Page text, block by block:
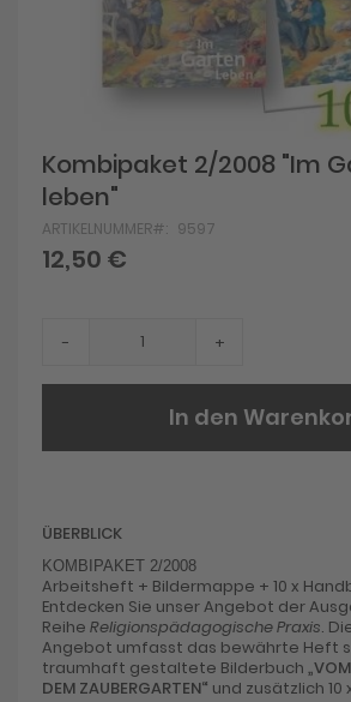
Skip
to
the
beginning
of
the
Kombipaket 2/2008 "Im
leben"
ARTIKELNUMMER 9597
12,50 €
- +
In den
ÜBERBLICK
KOMBIPAKET 2/2008
Arbeitsheft + Bildermappe + 10 x
Entdecken Sie unser Angebot der
Reihe Religionspädagogische Praxis.
Angebot umfasst das bewährte Heft
traumhaft gestaltete Bilderbuch
DEM ZAUBERGARTEN“ und zusätzlich 10